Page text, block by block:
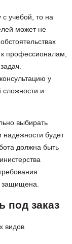
с учебой, то на
может не
профессионалам,
у
сложности и
выбирать
надежности будет
должна быть
защищена.
под заказ
видов